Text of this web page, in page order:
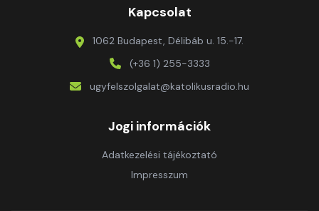
Kapcsolat
1062 Budapest, Délibáb u. 15.-17.
(+36 1) 255-3333
ugyfelszolgalat@katolikusradio.hu
Jogi információk
Adatkezelési tájékoztató
Impresszum